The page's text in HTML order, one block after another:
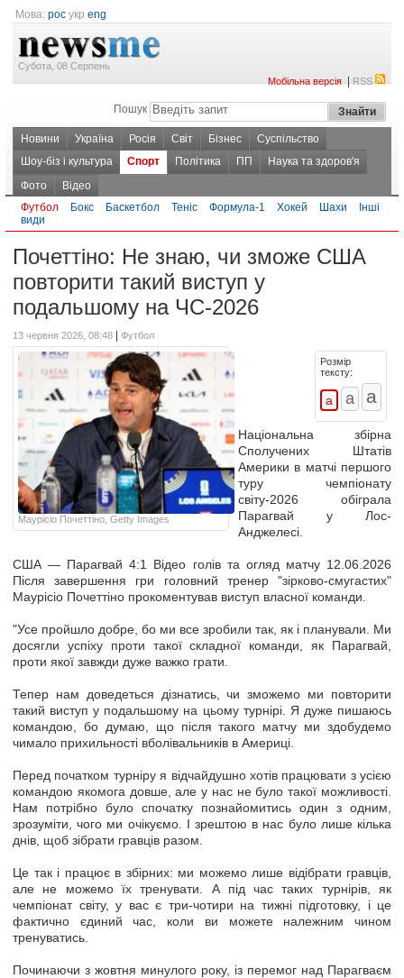
Мова: рос укр eng
Субота, 08 Серпень
Мобільна версія|RSS
Пошук
Новини Україна Росія Світ Бізнес
Суспільство
Шоу-біз і культура
Спорт Політика ПП
Наука та здоров'я
Фото
Відео
Футбол
Бокс Баскетбол Теніс Формула-1 Хокей Шахи
Інші
види
Почеттіно: Не знаю, чи зможе США
повторити такий виступ у
подальшому на ЧС-2026
13 червня 2026, 08:48 Футбол
Маурісіо Почеттіно, Getty Images
Розмір
тексту:
Національна збірна
Сполучених Штатів
Америки в матчі першого
туру чемпіонату
світу-2026 обіграла
Парагвай у Лос-
Анджелесі.
США — Парагвай 4:1 Відео голів та огляд матчу 12.06.2026
Після завершення гри головний тренер "зірково-смугастих"
Маурісіо Почеттіно прокоментував виступ власної команди.
"Усе пройшло добре, бо ми все зробили так, як і планували. Ми
досягли успіху проти такої складної команди, як Парагвай,
проти якої завжди дуже важко грати.
Тепер нам доведеться дізнатись, чи зможемо ми повторити
такий виступ у подальшому на цьому турнірі. Я дуже пишаюсь
командою, бо думаю, що після такого матчу ми здобудемо
чимало прихильності вболівальників в Америці.
Перед початком турніру я відчайдушно хотів працювати з усією
командою якомога довше, але у нас не було такої можливості.
Нам потрібно було спочатку познайомитись один з одним,
зрозуміти, чого ми очікуємо. І зрештою в нас було лише кілька
днів, щоб зібрати гравців разом.
Це так і працює в збірних: ми можемо лише відібрати гравців,
але не можемо їх тренувати. А під час таких турнірів, як
чемпіонат світу, у вас є три-чотири на тижні підготовку, і це
фактично єдиний час, коли ви можете належним чином
тренуватись.
Починаючи з жовтня минулого року, із перемог над Парагваєм